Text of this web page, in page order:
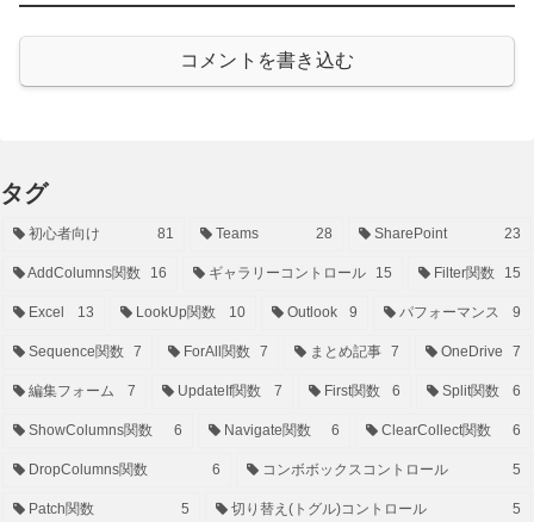
コメントを書き込む
タグ
初心者向け 81 Teams 28 SharePoint 23
AddColumns関数 16 ギャラリーコントロール 15 Filter関数 15
Excel 13 LookUp関数 10 Outlook 9 パフォーマンス 9
Sequence関数 7 ForAll関数 7 まとめ記事 7 OneDrive 7
編集フォーム 7 UpdateIf関数 7 First関数 6 Split関数 6
ShowColumns関数 6 Navigate関数 6 ClearCollect関数 6
DropColumns関数 6 コンボボックスコントロール 5
Patch関数 5 切り替え(トグル)コントロール 5